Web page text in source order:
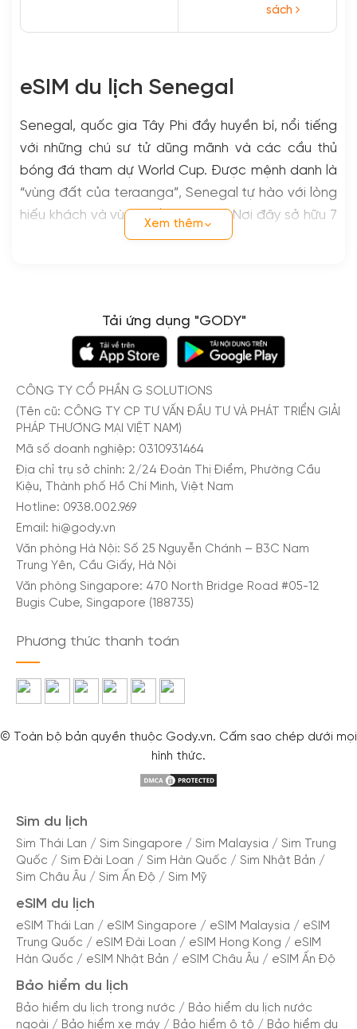
sách
eSIM du lịch Senegal
Senegal, quốc gia Tây Phi đầy huyền bí, nổi tiếng
với những chú sư tử dũng mãnh và các cầu thủ
bóng đá tham dự World Cup. Được mệnh danh là
“vùng đất của teraanga”, Senegal tự hào với lòng
hiếu khách và vùng đất xinh đẹp. Nơi đây sở hữu 7
di sản thế giới, bao gồm: đảo Goree, thắng cảnh
Niokolo-Koba. Du lịch Senegal, bạn sẽ trải nghiệm
chuyến đi đầy niềm vui và ý nghĩa.
Khi du lịch Senegal, việc chuẩn bị một eSIM du lịch
là cần thiết. eSIM, một SIM ảo, giúp bạn kết nối
mạng di động mà không cần SIM vật lý. Bạn chỉ
cần mua gói dữ liệu eSIM từ nhà cung cấp dịch vụ
di động trước chuyến đi, và sử dụng ngay khi
xuống sân bay tại điểm đến. eSIM du lịch Senegal
- Giải pháp tiện lợi cho du khách.
Tại sao nên sử dụng eSIM khi du lịch Senegal
eSIM du lịch Senegal là giải pháp hoàn hảo cho du
Tiện lợi: Kích hoạt dễ dàng, không cần đổi sim vật
truyền thống.
Nhiều lựa chọn: Đa dạng nhà mạng và gói cước
phù hợp với nhu cầu của bạn.
Nhà mạng cung cấp eSIM du lịch Senegal
Hiện tại, Orange là nhà mạng duy nhất cung cấp
dịch vụ internet và cung cấp eSIM du lịch tại
Senegal. Tuy nhiên, nhà mạng có nhiều gói cước
với dung lượng, số ngày đa dạng phù hợp với nhu
cầu từng người dùng.
Xem thêm
Tải ứng dụng "GODY"
CÔNG TY CỔ PHẦN G SOLUTIONS
(Tên cũ: CÔNG TY CP TƯ VẤN ĐẦU TƯ VÀ PHÁT TRIỂN GIẢI
PHÁP THƯƠNG MẠI VIỆT NAM)
Mã số doanh nghiệp: 0310931464
Địa chỉ trụ sở chính: 2/24 Đoàn Thị Điểm, Phường Cầu
Kiệu, Thành phố Hồ Chí Minh, Việt Nam
Hotline: 0938.002.969
Email: hi@gody.vn
Văn phòng Hà Nội: Số 25 Nguyễn Chánh – B3C Nam
Trung Yên, Cầu Giấy, Hà Nội
Văn phòng Singapore: 470 North Bridge Road #05-12
Bugis Cube, Singapore (188735)
Phương thức thanh toán
© Toàn bộ bản quyền thuộc Gody.vn. Cấm sao chép dưới mọi
hình thức.
Sim du lịch
Sim Thái Lan / Sim Singapore / Sim Malaysia / Sim Trung
Quốc / Sim Đài Loan / Sim Hàn Quốc / Sim Nhật Bản /
Sim Châu Âu / Sim Ấn Độ / Sim Mỹ
eSIM du lịch
eSIM Thái Lan / eSIM Singapore / eSIM Malaysia / eSIM
Trung Quốc / eSIM Đài Loan / eSIM Hong Kong / eSIM
Hàn Quốc / eSIM Nhật Bản / eSIM Châu Âu / eSIM Ấn Độ
Bảo hiểm du lịch
Bảo hiểm du lịch trong nước / Bảo hiểm du lịch nước
ngoài / Bảo hiểm xe máy / Bảo hiểm ô tô / Bảo hiểm du